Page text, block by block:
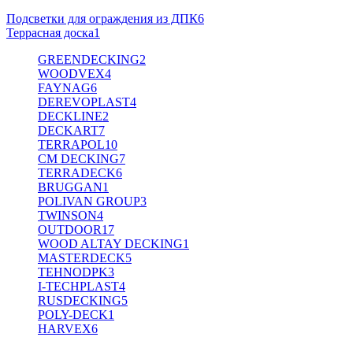
Подсветки для ограждения из ДПК6
Террасная доска1
GREENDECKING2
WOODVEX4
FAYNAG6
DEREVOPLAST4
DECKLINE2
DECKART7
TERRAPOL10
CM DECKING7
TERRADECK6
BRUGGAN1
POLIVAN GROUP3
TWINSON4
OUTDOOR17
WOOD ALTAY DECKING1
MASTERDECK5
TEHNODPK3
I-TECHPLAST4
RUSDECKING5
POLY-DECK1
HARVEX6